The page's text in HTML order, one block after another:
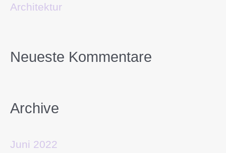
Architektur
Neueste Kommentare
Archive
Juni 2022